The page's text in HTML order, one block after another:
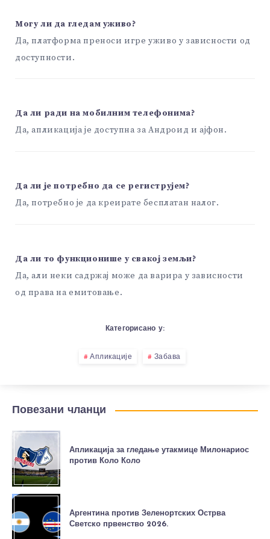
Могу ли да гледам уживо?
Да, платформа преноси игре уживо у зависности од
доступности.
Да ли ради на мобилним телефонима?
Да, апликација је доступна за Андроид и ајфон.
Да ли је потребно да се региструјем?
Да, потребно је да креирате бесплатан налог.
Да ли то функционише у свакој земљи?
Да, али неки садржај може да варира у зависности
од права на емитовање.
Категорисано у:
Апликације Забава
Повезани чланци
Апликација за гледање утакмице Милонариос
против Коло Коло
Аргентина против Зеленортских Острва
Светско првенство 2026.